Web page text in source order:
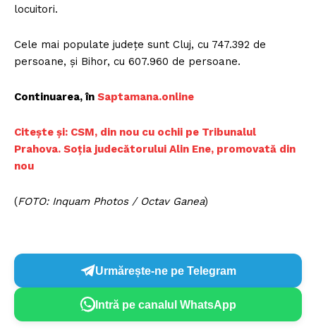
locuitori.
Cele mai populate județe sunt Cluj, cu 747.392 de
persoane, și Bihor, cu 607.960 de persoane.
Continuarea, în Saptamana.online
Citește și: CSM, din nou cu ochii pe Tribunalul
Prahova. Soția judecătorului Alin Ene, promovată din
nou
(FOTO: Inquam Photos / Octav Ganea)
Urmărește-ne pe Telegram
Intră pe canalul WhatsApp